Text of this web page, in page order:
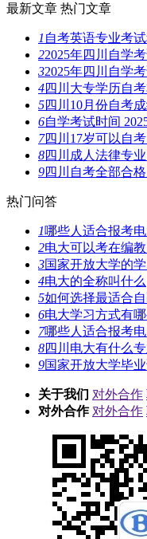
最新文章 热门文章
1 自考英语专业考
22025年四川自学
32025年四川自学
4四川大专学历自
5四川10月份自考
6自学考试时间
7四川17岁可以自
8四川成人法律专
9四川自考全部合
热门问答
1哪些人适合报考
2电大可以考在编
3国家开放大学的
4电大的全称叫什么
5如何选择最适合
6电大学习方式有
7哪些人适合报考
8四川电大有什么
9国家开放大学毕
关于我们 对外合作
对外合作 对外合作